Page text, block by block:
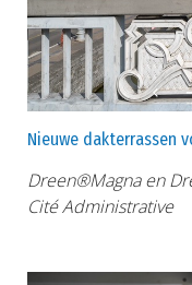
Nieuwe dakterrassen
Dreen®Magna en
Cité Administrative